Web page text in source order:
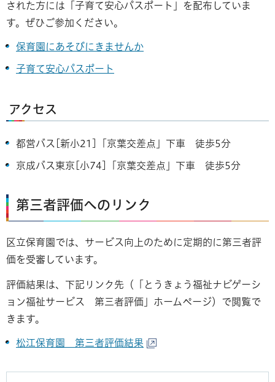
された方には「子育て安心パスポート」を配布していま
す。ぜひご参加ください。
保育園にあそびにきませんか
子育て安心パスポート
アクセス
都営バス[新小21]「京葉交差点」下車 徒歩5分
京成バス東京[小74]「京葉交差点」下車 徒歩5分
第三者評価へのリンク
区立保育園では、サービス向上のために定期的に第三者評
価を受審しています。
評価結果は、下記リンク先（「とうきょう福祉ナビゲーシ
ョン福祉サービス 第三者評価」ホームページ）で閲覧で
きます。
松江保育園 第三者評価結果